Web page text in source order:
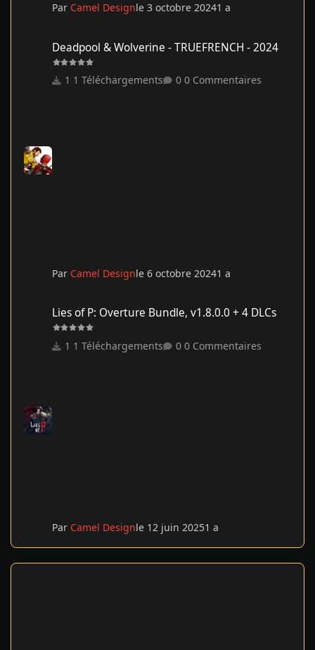
Par Camel Designle 3 octobre 20241 a
Deadpool & Wolverine - TRUEFRENCH - 2024
1 Téléchargements 0 Commentaires
Par Camel Designle 6 octobre 20241 a
Lies of P: Overture Bundle, v1.8.0.0 + 4 DLCs
1 Téléchargements 0 Commentaires
Par Camel Designle 12 juin 20251 a